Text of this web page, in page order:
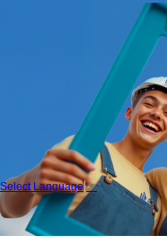
Select Language ▼